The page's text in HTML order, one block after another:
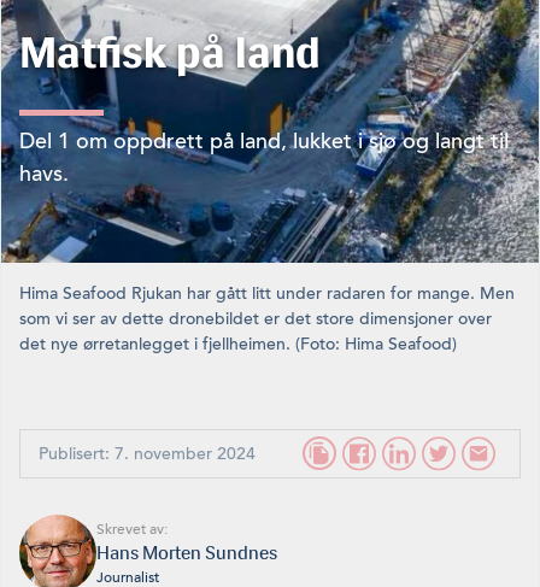
Matfisk på land
Del 1 om oppdrett på land, lukket i sjø og langt til
havs.
Hima Seafood Rjukan har gått litt under radaren for mange. Men
som vi ser av dette dronebildet er det store dimensjoner over
det nye ørretanlegget i fjellheimen. (Foto: Hima Seafood)
Publisert: 7. november 2024
Skrevet av:
Hans Morten Sundnes
Journalist